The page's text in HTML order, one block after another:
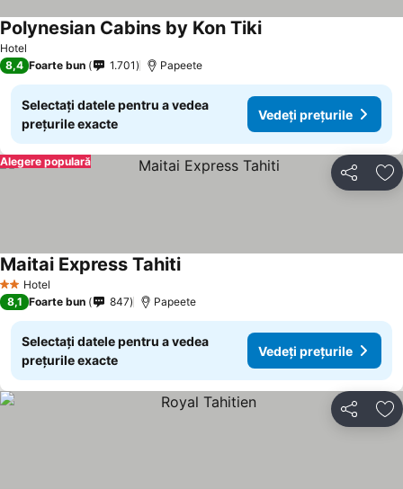
Hotel
Polynesian Cabins by Kon Tiki
8,4 Foarte bun 1.701 Papeete
Selectați datele pentru a vedea
prețurile exacte
Vedeți prețurile
Distribuiți
Alegere populară
2 SteleHotel
Maitai Express Tahiti
8,1 Foarte bun 847 Papeete
Selectați datele pentru a vedea
prețurile exacte
Vedeți prețurile
Distribuiți